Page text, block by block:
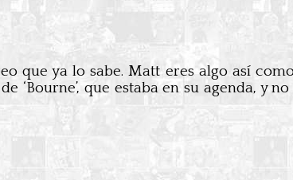
que ya lo sabe. Matt eres algo así
‘Bourne’, que estaba en su agenda, y